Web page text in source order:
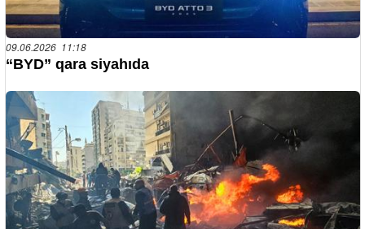
09.06.2026 11:18
“BYD” qara siyahıda